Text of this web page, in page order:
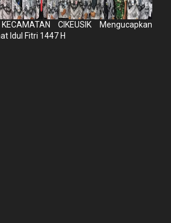
CIKEUSIK Mengucapkan
Idul Fitri 1447 H